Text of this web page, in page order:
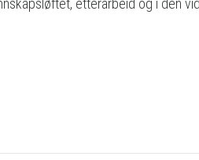
etterarbeid og i den